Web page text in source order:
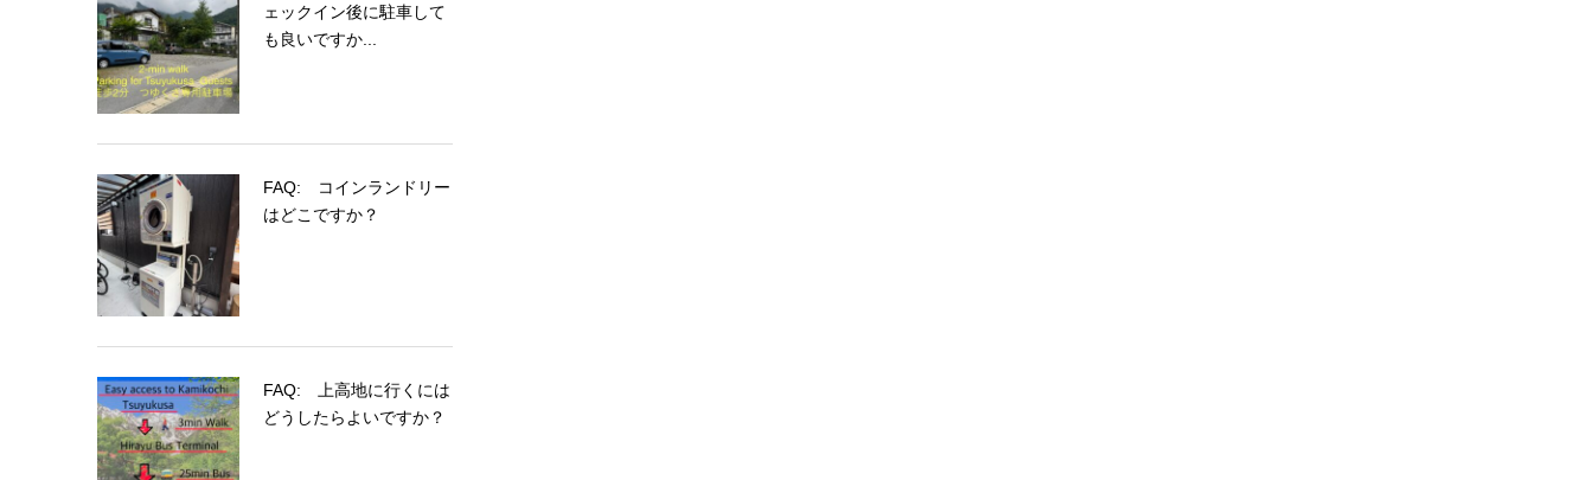
ェックイン後に駐車して
も良いですか...
FAQ: コインランドリー
はどこですか？
FAQ: 上高地に行くには
どうしたらよいですか？